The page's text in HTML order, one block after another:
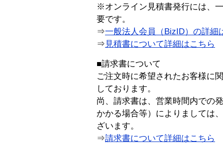
※オンライン見積書発行には、
要です。
⇒一般法人会員（BizID）の詳細
⇒ 見積書について詳細はこちら
■請求書について
ご注文時に希望されたお客様に
しております。
尚、請求書は、営業時間内での
かかる場合等）によりましては
ざいます。
⇒請求書について詳細はこちら